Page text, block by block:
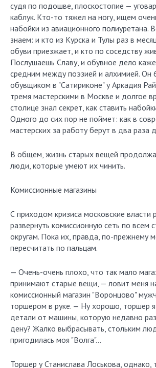
судя по подошве, плоскостопие —
каблук. Кто-то тяжел на ногу, ищем
набойки из авиационного полиуретана.
знаем: и кто из Курска и Тулы раз в
обуви приезжает, и кто по соседству
Послушаешь Славу, и обувное дело
средним между поэзией и алхимией. Он
обувщиком в "Сатириконе" у Аркадия
тремя мастерскими в Москве и долгое
столице знал секрет, как ставить
Одного до сих пор не поймет: как в
мастерских за работу берут в два раза
В общем, жизнь старых вещей
люди, которые умеют их чинить.
Комиссионные магазины
С приходом кризиса московские власти
развернуть комиссионную сеть по всем
округам. Пока их, правда, по-прежнему
пересчитать по пальцам.
— Очень-очень плохо, что так мало
принимают старые вещи, — ловит меня
комиссионный магазин "Воронцово"
торшером в руке. — Ну хорошо, торшер
детали от машины, которую недавно
дену? Жалко выбрасывать, стольким
пригодилась моя "Волга"…
Торшер у Станислава Лоськова, однако,